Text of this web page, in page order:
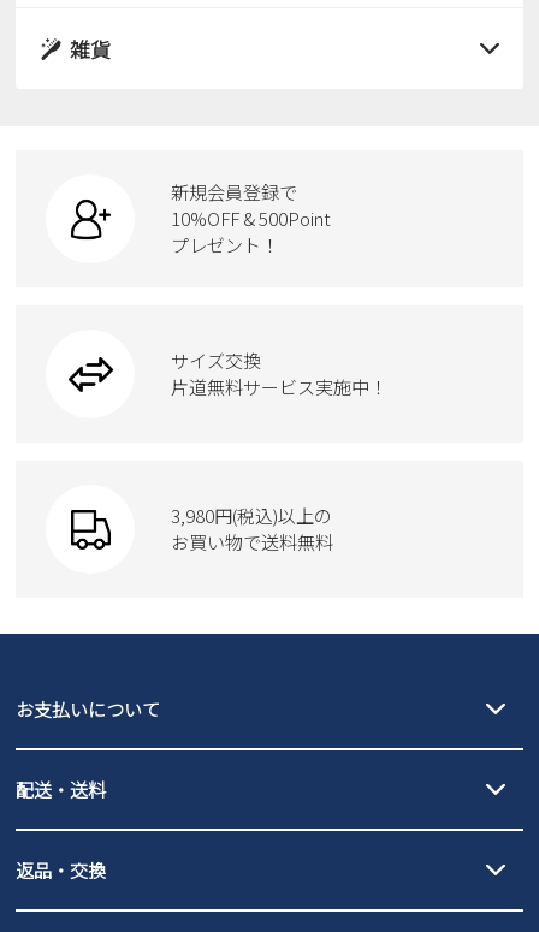
スニーカー
カジュアルシューズ
ワークシューズ
ウェア
moz
ローファー
ブーツ
Parade
GAP
サンダル
スクール
new balance
瞬足
ボディバッグ
ハンドバッグ
トートバッグ
雑貨
ケア用品
新規会員登録で
10%OFF & 500Point
プレゼント！
サイズ交換
片道無料サービス実施中！
3,980円(税込)以上の
お買い物で送料無料
お支払いについて
PayPay（オンライン決済）、代金引換のご利用が可能です。
配送・送料
北海道・本州・四国・九州…550円
全国一律…220円（税込）
発送日・送料詳細についてはご利用ガイドを
返品・交換